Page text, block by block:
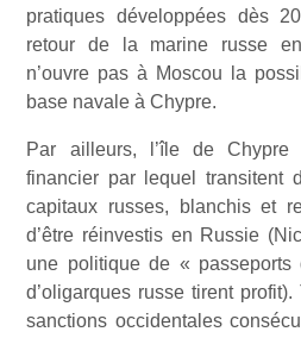
pratiques développées dès
retour de la marine russe
n’ouvre pas à Moscou la
base navale à Chypre.
Par ailleurs, l’île de
financier par lequel transitent
capitaux russes, blanchis et
d’être réinvestis en Russie
une politique de «
d’oligarques russe tirent
sanctions occidentales